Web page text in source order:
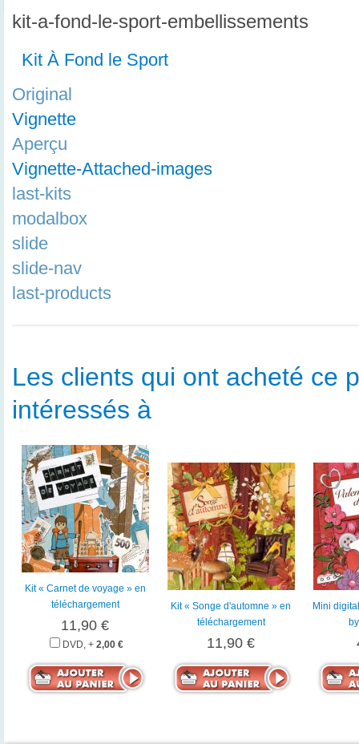
kit-a-fond-le-sport-embellissements
Kit À Fond le Sport
Original
Vignette
Aperçu
Vignette-Attached-images
last-kits
modalbox
slide
slide-nav
last-products
Les clients qui ont acheté ce
intéressés à
Kit « Carnet de voyage » en
téléchargement
11,90 €
DVD, + 2,00 €
Kit « Songe d'automne » en
téléchargement
11,90 €
Mini